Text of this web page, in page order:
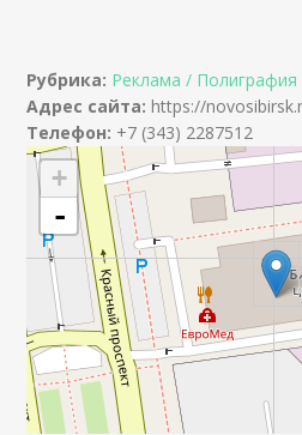
Рубрика: Реклама /
Адрес сайта: https://
Телефон: +7 (343) 2287512
+
-